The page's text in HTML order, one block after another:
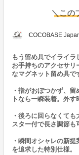
＼この
COCOBASE
もう留め具でイライラ
お手持ちのアクセサリ
なマグネット留め具で
・指がおぼつかず、
トなら一瞬装着。外す
・後ろに回らなくて
スター付で長さ調節も
・瞬間オシャレの新
を追求した特別仕様。